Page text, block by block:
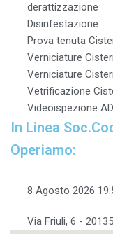
derattizzazione
Disinfestazione
Prova tenuta
Verniciature
Verniciature
Vetrificazione
Videoispezione
In Linea
Operiamo:
8 Agosto 2026
Via Friuli, 6 -